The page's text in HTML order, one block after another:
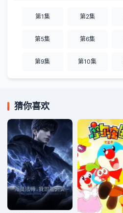
第1集 第2集
第5集 第6集
第9集 第10集
猜你喜欢